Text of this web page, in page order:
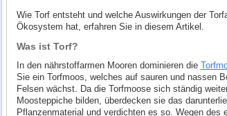
Wie Torf entsteht und welche Auswirkungen der
Ökosystem hat, erfahren Sie in diesem Artikel.
Was ist Torf?
In den nährstoffarmen Mooren dominieren die
Sie ein Torfmoos, welches auf sauren und nassen
Felsen wächst. Da die Torfmoose sich ständig
Moosteppiche bilden, überdecken sie das
Pflanzenmaterial und verdichten es so. Wegen des